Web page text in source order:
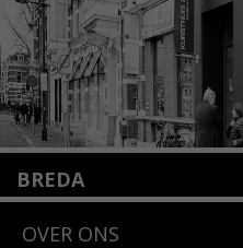
BREDA
4818 SB Breda
OVER ONS